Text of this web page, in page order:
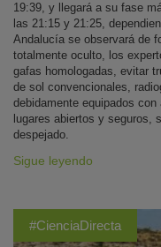
19:39, y llegará a su fase
las 21:15 y 21:25,
Andalucía se observará de
totalmente oculto, los
gafas homologadas, evitar
de sol convencionales,
debidamente equipados
lugares abiertos y seguros,
despejado.
Sigue leyendo
#CienciaDirecta